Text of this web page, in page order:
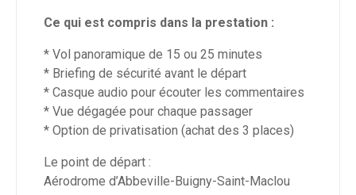
Ce qui est compris dans la prestation :
* Vol panoramique de 15 ou 25 minutes
* Briefing de sécurité avant le départ
* Casque audio pour écouter les commentaires
* Vue dégagée pour chaque passager
* Option de privatisation (achat des 3 places)
Le point de départ :
Aérodrome d’Abbeville-Buigny-Saint-Maclou